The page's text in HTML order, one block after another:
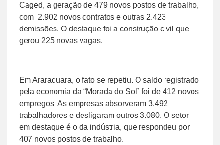
Caged, a geração de 479 novos postos de trabalho,
com 2.902 novos contratos e outras 2.423
demissões. O destaque foi a construção civil que
gerou 225 novas vagas.
Em Araraquara, o fato se repetiu. O saldo registrado
pela economia da “Morada do Sol” foi de 412 novos
empregos. As empresas absorveram 3.492
trabalhadores e desligaram outros 3.080. O setor
em destaque é o da indústria, que respondeu por
407 novos postos de trabalho.